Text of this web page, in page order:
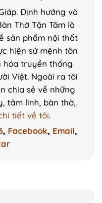
Định hướng và
Thờ Tận Tâm là
sản phẩm nội thất
hiện sứ mệnh tôn
hóa truyền thống
Việt. Ngoài ra tôi
chia sẻ về những
tâm linh, bàn thờ,
tiết về tôi.
, Facebook, Email,